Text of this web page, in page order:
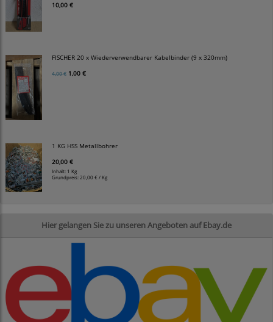
10,00 €
FISCHER 20 x Wiederverwendbarer Kabelbinder (9 x 320mm)
4,00 € 1,00 €
1 KG HSS Metallbohrer
20,00 €
Inhalt: 1 Kg
Grundpreis: 20,00 € / Kg
Hier gelangen Sie zu unseren Angeboten auf Ebay.de